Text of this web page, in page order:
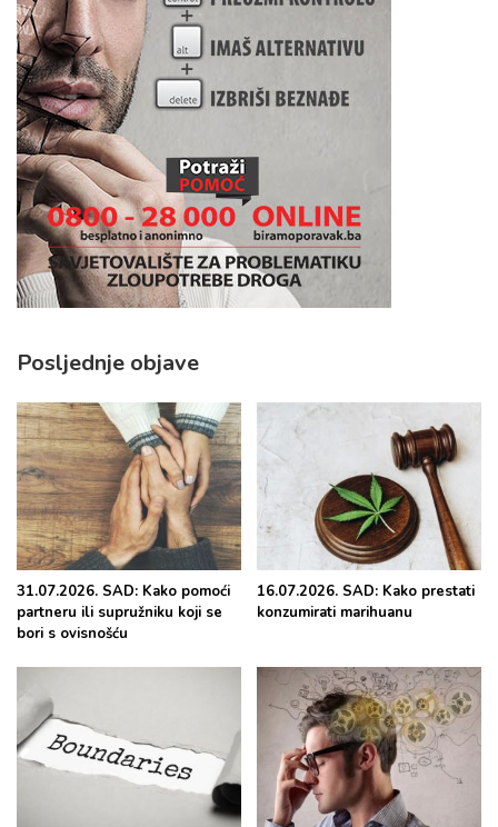
Posljednje objave
31.07.2026. SAD: Kako pomoći
partneru ili supružniku koji se
bori s ovisnošću
16.07.2026. SAD: Kako prestati
konzumirati marihuanu